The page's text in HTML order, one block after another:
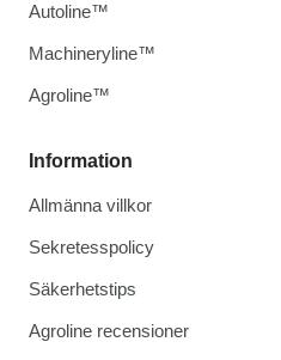
Information
Allmänna villkor
Sekretesspolicy
Säkerhetstips
Agroline recensioner
Autoline™
Machineryline™
Agroline™